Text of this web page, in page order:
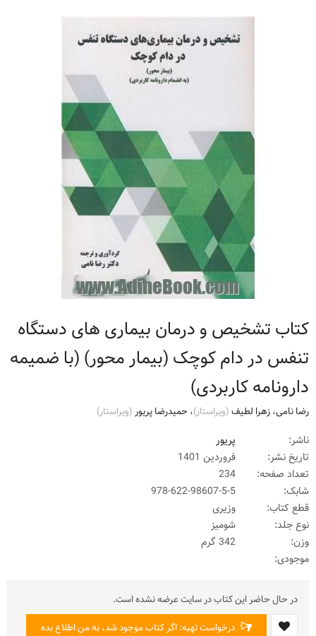
کتاب تشخیص و درمان بیماری های دستگاه
تنفس در دام کوچک (بیمار محور) (با ضمیمه
دارونامه کاربردی)
رضا نامی،زهرا لطیف(ويراستار)، حمیدرضا پریور (ويراستار)
ناشر:
پریور
تاریخ نشر:
فروردین 1401
تعداد صفحه:
شابک:
978-622-98607-5-5
قطع کتاب:
وزیری
نوع جلد:
شومیز
وزن:
موجودی:
در حال حاضر این کتاب در سایت عرضه نشده است.
درخواست تهیه: اگر کتاب موجود شد، به من اطلاع بده